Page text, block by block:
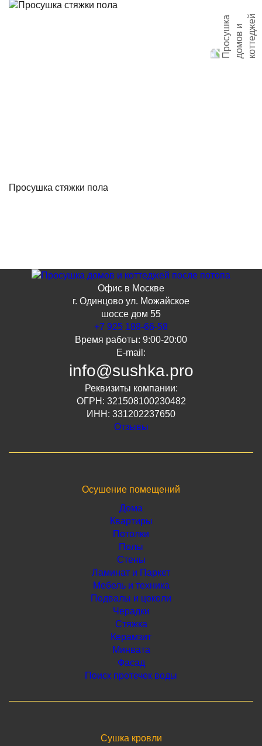
Просушка стяжки пола
Офис в Москве
г. Одинцово ул. Можайское
шоссе дом 55
+7 925 188-66-58
Время работы: 9:00-20:00
E-mail:
info@sushka.pro
Реквизиты компании:
ОГРН: 321508100230482
ИНН: 331202237650
Отзывы
Осушение помещений
Дома
Квартиры
Потолки
Полы
Стены
Ламинат и Паркет
Мебель и техника
Подвалы и цоколи
Черадки
Стяжка
Керамзит
Минвата
Фасад
Поиск протечек воды
Сушка кровли